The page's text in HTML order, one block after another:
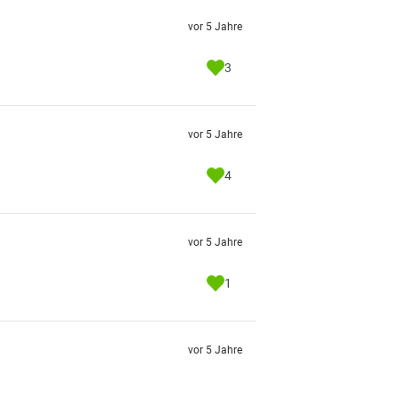
vor 5 Jahre
3
vor 5 Jahre
4
vor 5 Jahre
1
vor 5 Jahre